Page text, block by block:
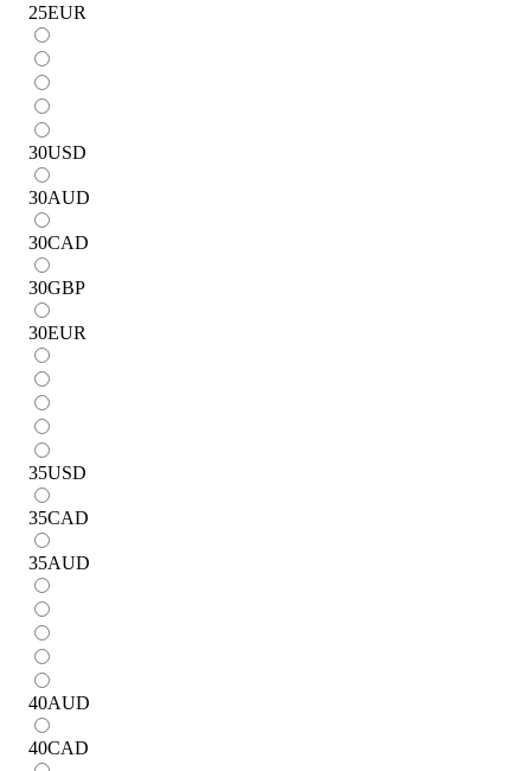
25EUR
30USD
30AUD
30CAD
30GBP
30EUR
35USD
35CAD
35AUD
40AUD
40CAD